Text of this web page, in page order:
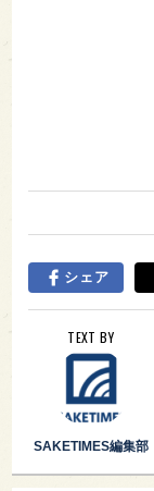
シェア
TEXT BY
SAKETIMES編集部